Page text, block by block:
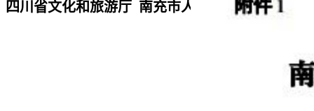
四川省文化和旅游厅 南充市人民政府“厅市共建”